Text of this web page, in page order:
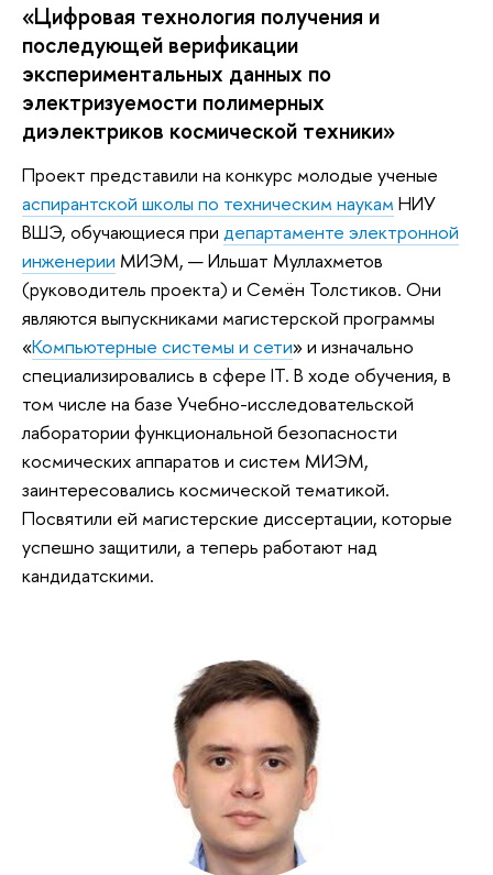
«Цифровая технология получения и
последующей верификации
экспериментальных данных по
электризуемости полимерных
диэлектриков космической техники»
Проект представили на конкурс молодые ученые
аспирантской школы по техническим наукам НИУ
ВШЭ, обучающиеся при департаменте электронной
инженерии МИЭМ, — Ильшат Муллахметов
(руководитель проекта) и Семён Толстиков. Они
являются выпускниками магистерской программы
«Компьютерные системы и сети» и изначально
специализировались в сфере IT. В ходе обучения, в
том числе на базе Учебно-исследовательской
лаборатории функциональной безопасности
космических аппаратов и систем МИЭМ,
заинтересовались космической тематикой.
Посвятили ей магистерские диссертации, которые
успешно защитили, а теперь работают над
кандидатскими.